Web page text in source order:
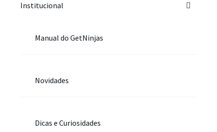
Institucional
Manual do GetNinjas
Novidades
Dicas e Curiosidades